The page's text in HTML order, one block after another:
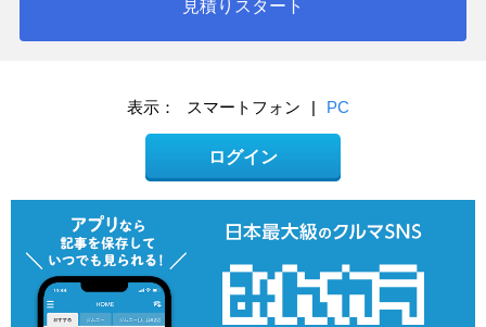
見積りスタート
表示： スマートフォン PC
ログイン